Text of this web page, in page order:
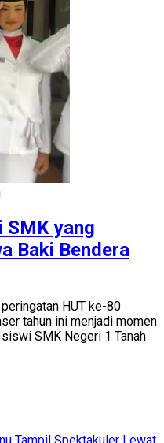
SMK yang
Baki Bendera
HUT ke-80
tahun ini menjadi momen
SMK Negeri 1 Tanah